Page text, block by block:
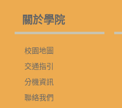
關於學院
校園地圖
交通指引
分機資訊
聯絡我們